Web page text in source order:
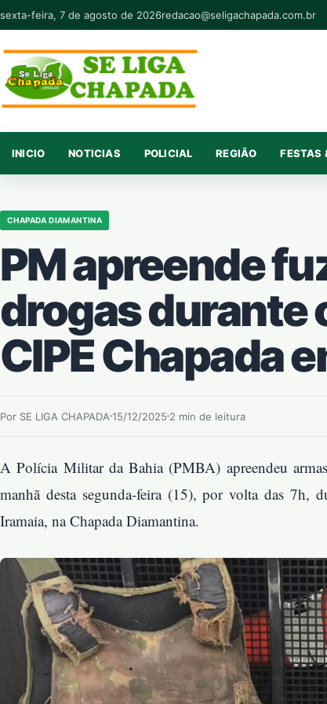
Pular para o conteúdo
sexta-feira, 7 de agosto de 2026redacao@seligachapada.com.br
INICIO NOTICIAS POLICIAL REGIÃO FESTAS
CHAPADA DIAMANTINA
PM apreende
drogas durante
CIPE Chapada
Por SE LIGA CHAPADA 15/12/2025 2 min de leitura
A Polícia Militar da Bahia (PMBA) apreendeu
manhã desta segunda-feira (15), por volta das 7h,
Iramaia, na Chapada Diamantina.